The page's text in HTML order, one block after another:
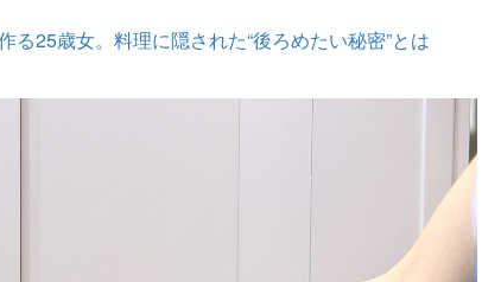
る25歳女。料理に隠された“後ろめたい秘密”とは